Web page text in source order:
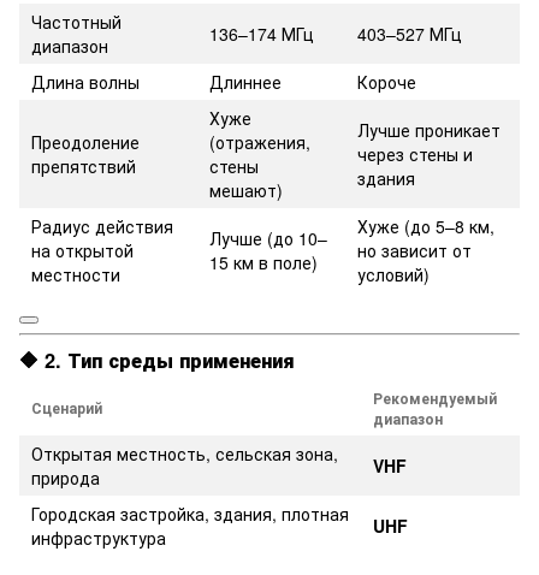
Частотный
диапазон
136–174 МГц
403–527 МГц
Длина волны
Длиннее Короче
Преодоление
препятствий
Хуже
(отражения,
стены
мешают)
Лучше проникает
через стены и
здания
Радиус действия
на открытой
местности
Лучше (до 10–
15 км в поле)
Хуже (до 5–8 км,
но зависит от
условий)
🔶 2. Тип среды применения
Сценарий
Рекомендуемый
диапазон
Открытая местность, сельская зона,
природа
VHF
Городская застройка, здания, плотная
инфраструктура
UHF